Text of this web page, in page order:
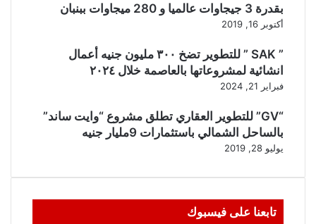
بقدرة 3 جيجاوات عالميا و 280 ميجاوات ببنبان
أكتوبر 16, 2019
” SAK ” للتطوير تضخ ٣٠٠ مليون جنيه أعمال
انشائية لمشروعاتها بالعاصمة خلال ٢٠٢٤
فبراير 21, 2024
“GV” للتطوير العقاري تطلق مشروع “وايت ساند”
بالساحل الشمالي باستثمارات 9مليار جنيه
يوليو 28, 2019
تابعنا على فيسبوك